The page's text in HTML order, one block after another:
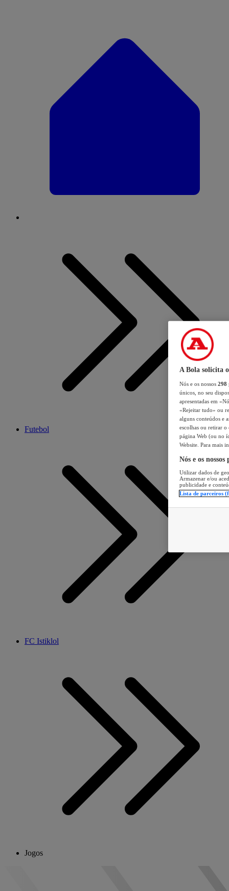
Futebol
FC Istiklol
Jogos
A Bola solicita
Nós e os nossos 298
únicos, no seu
apresentadas em
«Rejeitar tudo» ou
alguns conteúdos e
escolhas ou retirar
página Web (ou no
Website. Para mais
Nós e os
Utilizar dados de
Armazenar e/ou
publicidade e
Lista de parceiros